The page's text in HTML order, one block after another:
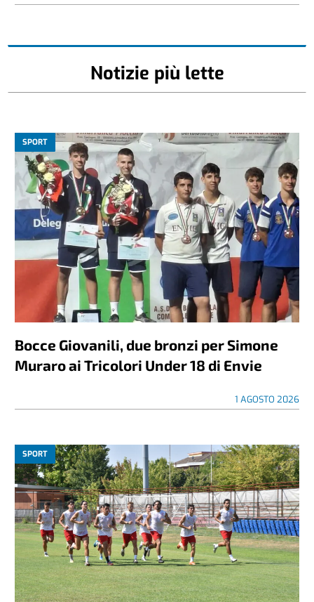
Notizie più lette
SPORT
Bocce Giovanili, due bronzi per Simone
Muraro ai Tricolori Under 18 di Envie
1 AGOSTO 2026
SPORT